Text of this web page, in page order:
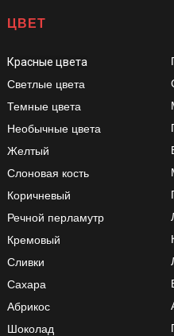
ЦВЕТ
Красные цвета
Светлые цвета
Темные цвета
Необычные цвета
Желтый
Слоновая кость
Коричневый
Речной перламутр
Кремовый
Сливки
Сахара
Абрикос
Шоколад